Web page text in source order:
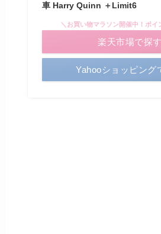
車 Harry Quinn ＋Limit6
＼お買い物マラソン開催中！ポイ
楽天市場で探
Yahooショッピング